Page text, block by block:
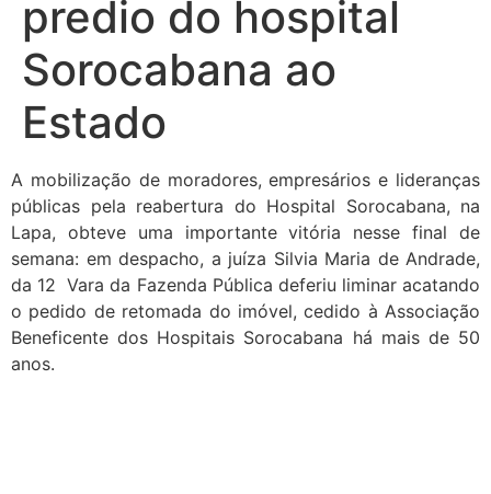
predio do hospital
Sorocabana ao
Estado
A mobilização de moradores, empresários e lideranças
públicas pela reabertura do Hospital Sorocabana, na
Lapa, obteve uma importante vitória nesse final de
semana: em despacho, a juíza Silvia Maria de Andrade,
da 12 Vara da Fazenda Pública deferiu liminar acatando
o pedido de retomada do imóvel, cedido à Associação
Beneficente dos Hospitais Sorocabana há mais de 50
anos.